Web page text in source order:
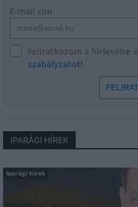
E-mail cím
Feliratkozom a hírlevélre
szabályzatot!
IPARÁGI HÍREK
Iparági hírek